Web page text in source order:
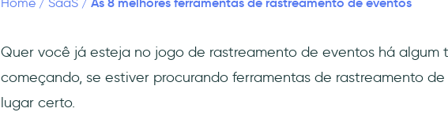
Quer você já esteja no jogo de rastreamento de eventos há algum
começando, se estiver procurando ferramentas de rastreamento
lugar certo.